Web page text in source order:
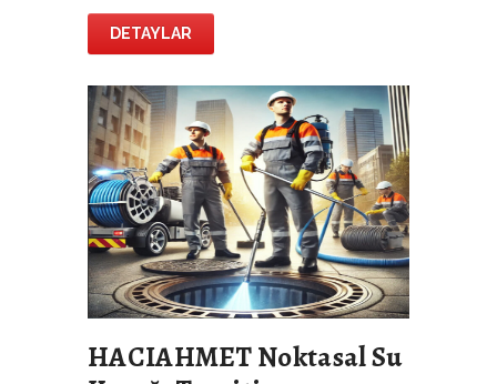
DETAYLAR
HACIAHMET Noktasal Su